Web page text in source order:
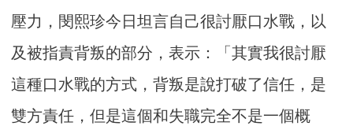
壓力，閔熙珍今日坦言自己很討厭口水戰，以
及被指責背叛的部分，表示：「其實我很討厭
這種口水戰的方式，背叛是說打破了信任，是
雙方責任，但是這個和失職完全不是一個概